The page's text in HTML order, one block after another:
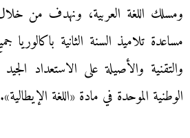
ومسلك اللغة العربية، ونهدف من خلال
مساعدة تلاميذ السنة الثانية
والتقنية والأصيلة على الاستعداد
الوطنية الموحدة في مادة «اللغة الإيطالية».